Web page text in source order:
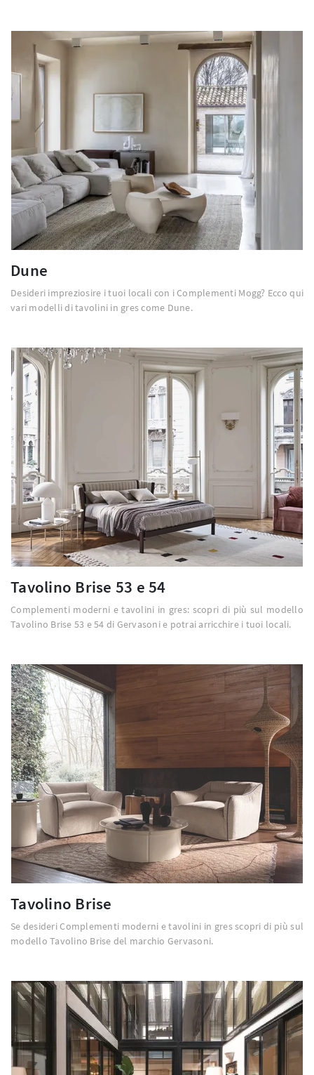
Dune
Desideri impreziosire i tuoi locali con i Complementi Mogg? Ecco qui
vari modelli di tavolini in gres come Dune.
Tavolino Brise 53 e 54
Complementi moderni e tavolini in gres: scopri di più sul modello
Tavolino Brise 53 e 54 di Gervasoni e potrai arricchire i tuoi locali.
Tavolino Brise
Se desideri Complementi moderni e tavolini in gres scopri di più sul
modello Tavolino Brise del marchio Gervasoni.